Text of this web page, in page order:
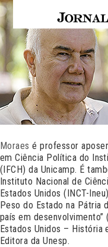
Moraes é professor
em Ciência Política do
(IFCH) da Unicamp. É
Instituto Nacional de
Estados Unidos (INCT-
Peso do Estado na Pátria
país em desenvolvimento”
Estados Unidos – História
Editora da Unesp.